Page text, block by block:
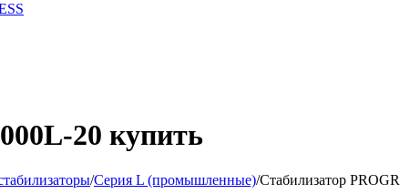
20 купить
/Серия L (промышленные)/Стабилизатор